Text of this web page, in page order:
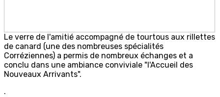
Le verre de l'amitié accompagné de tourtous aux rillettes
de canard (une des nombreuses spécialités
Corréziennes) a permis de nombreux échanges et a
conclu dans une ambiance conviviale "l'Accueil des
Nouveaux Arrivants".
.